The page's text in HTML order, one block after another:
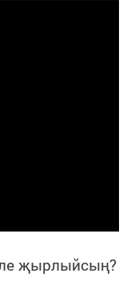
җырлыйсың?